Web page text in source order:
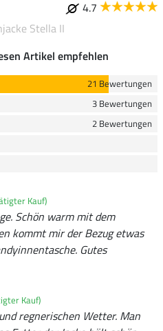
4.7
Stella II
Artikel empfehlen
21 Bewertungen
3 Bewertungen
2 Bewertungen
Kauf)
Schön warm mit dem
kommt mir der Bezug etwas
Gutes
Kauf)
regnerischen Wetter. Man